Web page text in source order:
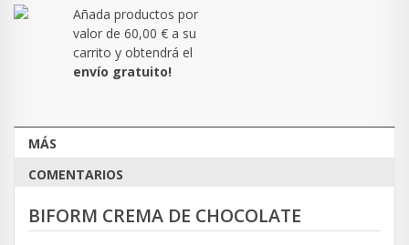
Añada productos por
valor de 60,00 € a su
carrito y obtendrá el
envío gratuito!
MÁS
COMENTARIOS
BIFORM CREMA DE CHOCOLATE